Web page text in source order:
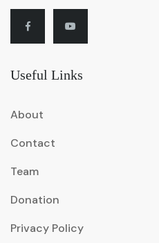
Useful Links
About
Contact
Team
Donation
Privacy Policy